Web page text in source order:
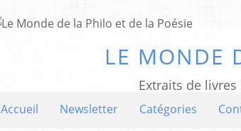
LE MONDE
Extraits de
Accueil Newsletter Catégories